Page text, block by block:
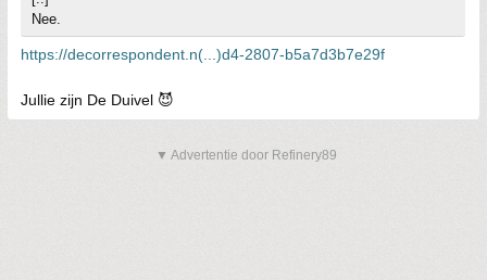
Nee.
https://decorrespondent.n(...)d4-2807-b5a7d3b7e29f
Jullie zijn De Duivel 😈
▼ Advertentie door Refinery89